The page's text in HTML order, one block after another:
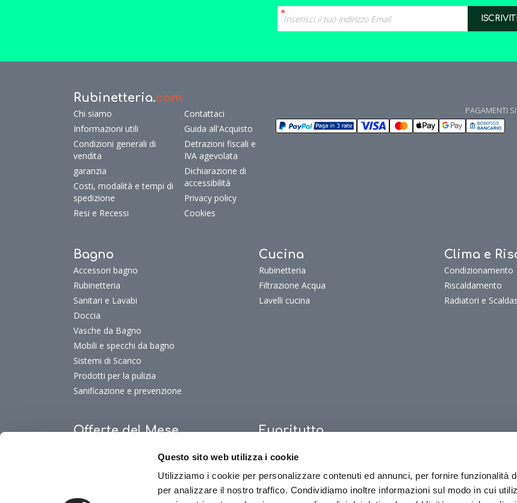
Questo sito web utilizza i cookie
Utilizziamo i cookie per personalizzare contenuti ed annunci, per fornire funzionalità
per analizzare il nostro traffico. Condividiamo inoltre informazioni sul modo in cui
Rubinetteria.com
Chi siamo
Informazioni utili
Condizioni generali di
vendita
garanzia
Costi, modalità e tempi di
spedizione
Resi e Recessi
Contattaci
Guida all'Acquisto
Detrazioni fiscali e
IVA agevolata
Dichiarazione di
accessibilità
Privacy policy
Cookies
PAGAMENTI
Bagno
Accessori bagno
Rubinetteria
Sanitari e Lavabi
Doccia
Vasche da Bagno
Mobili e specchi da bagno
Sistemi di Scarico
Prodotti per la pulizia
Sanificazione e prevenzione
Cucina
Rubinetteria
Filtrazione Acqua
Lavelli cucina
Clima e
Condizionamento
Riscaldamento
Radiatori e
Offerte del Mese Fuoritutto
Fuoritutto
FuoriTutto Cucina
FuoriTutto Clima e riscaldamento